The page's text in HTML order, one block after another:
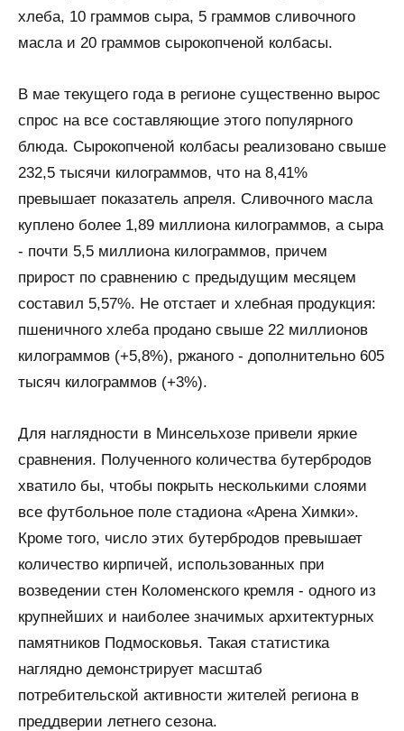
хлеба, 10 граммов сыра, 5 граммов сливочного
масла и 20 граммов сырокопченой колбасы.
В мае текущего года в регионе существенно вырос
спрос на все составляющие этого популярного
блюда. Сырокопченой колбасы реализовано свыше
232,5 тысячи килограммов, что на 8,41%
превышает показатель апреля. Сливочного масла
куплено более 1,89 миллиона килограммов, а сыра
- почти 5,5 миллиона килограммов, причем
прирост по сравнению с предыдущим месяцем
составил 5,57%. Не отстает и хлебная продукция:
пшеничного хлеба продано свыше 22 миллионов
килограммов (+5,8%), ржаного - дополнительно 605
тысяч килограммов (+3%).
Для наглядности в Минсельхозе привели яркие
сравнения. Полученного количества бутербродов
хватило бы, чтобы покрыть несколькими слоями
все футбольное поле стадиона «Арена Химки».
Кроме того, число этих бутербродов превышает
количество кирпичей, использованных при
возведении стен Коломенского кремля - одного из
крупнейших и наиболее значимых архитектурных
памятников Подмосковья. Такая статистика
наглядно демонстрирует масштаб
потребительской активности жителей региона в
преддверии летнего сезона.